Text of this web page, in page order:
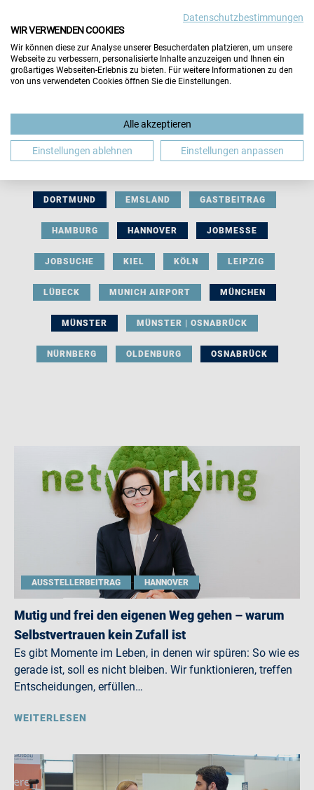
BERUFLICHE ORIENTIERUNG BEWERBUNG
DORTMUND EMSLAND GASTBEITRAG
HAMBURG HANNOVER JOBMESSE
JOBSUCHE KIEL KÖLN LEIPZIG
LÜBECK MUNICH AIRPORT MÜNCHEN
MÜNSTER MÜNSTER | OSNABRÜCK
NÜRNBERG OLDENBURG OSNABRÜCK
AUSSTELLERBEITRAG HANNOVER
Mutig und frei den eigenen Weg gehen – warum
Selbstvertrauen kein Zufall ist
Es gibt Momente im Leben, in denen wir spüren: So wie es
gerade ist, soll es nicht bleiben. Wir funktionieren, treffen
Entscheidungen, erfüllen…
WEITERLESEN
Datenschutzbestimmungen
WIR VERWENDEN COOKIES
Wir können diese zur Analyse unserer Besucherdaten platzieren, um unsere
Webseite zu verbessern, personalisierte Inhalte anzuzeigen und Ihnen ein
großartiges Webseiten-Erlebnis zu bieten. Für weitere Informationen zu den
von uns verwendeten Cookies öffnen Sie die Einstellungen.
Alle akzeptieren
Einstellungen ablehnen Einstellungen anpassen